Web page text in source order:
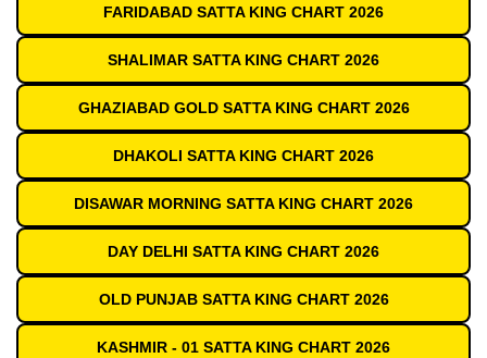
FARIDABAD SATTA KING CHART 2026
SHALIMAR SATTA KING CHART 2026
GHAZIABAD GOLD SATTA KING CHART 2026
DHAKOLI SATTA KING CHART 2026
DISAWAR MORNING SATTA KING CHART 2026
DAY DELHI SATTA KING CHART 2026
OLD PUNJAB SATTA KING CHART 2026
KASHMIR - 01 SATTA KING CHART 2026